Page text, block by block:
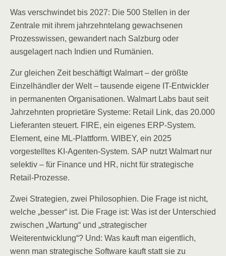
Was verschwindet bis 2027: Die 500 Stellen in der
Zentrale mit ihrem jahrzehntelang gewachsenen
Prozesswissen, gewandert nach Salzburg oder
ausgelagert nach Indien und Rumänien.
Zur gleichen Zeit beschäftigt Walmart – der größte
Einzelhändler der Welt – tausende eigene IT-Entwickler
in permanenten Organisationen. Walmart Labs baut seit
Jahrzehnten proprietäre Systeme: Retail Link, das 20.000
Lieferanten steuert. FIRE, ein eigenes ERP-System.
Element, eine ML-Plattform. WIBEY, ein 2025
vorgestelltes KI-Agenten-System. SAP nutzt Walmart nur
selektiv – für Finance und HR, nicht für strategische
Retail-Prozesse.
Zwei Strategien, zwei Philosophien. Die Frage ist nicht,
welche „besser“ ist. Die Frage ist: Was ist der Unterschied
zwischen „Wartung“ und „strategischer
Weiterentwicklung“? Und: Was kauft man eigentlich,
wenn man strategische Software kauft statt sie zu